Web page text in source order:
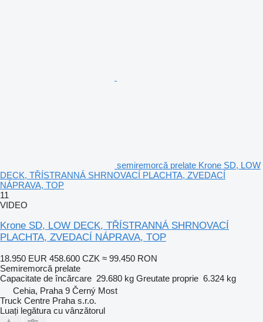
semiremorcă prelate Krone SD, LOW
DECK, TŘÍSTRANNÁ SHRNOVACÍ PLACHTA, ZVEDACÍ
NÁPRAVA, TOP
11
VIDEO
Krone SD, LOW DECK, TŘÍSTRANNÁ SHRNOVACÍ
PLACHTA, ZVEDACÍ NÁPRAVA, TOP
18.950 EUR 458.600 CZK ≈ 99.450 RON
Semiremorcă prelate
Capacitate de încărcare 29.680 kg Greutate proprie 6.324 kg
Cehia, Praha 9 Černý Most
Truck Centre Praha s.r.o.
Luați legătura cu vânzătorul